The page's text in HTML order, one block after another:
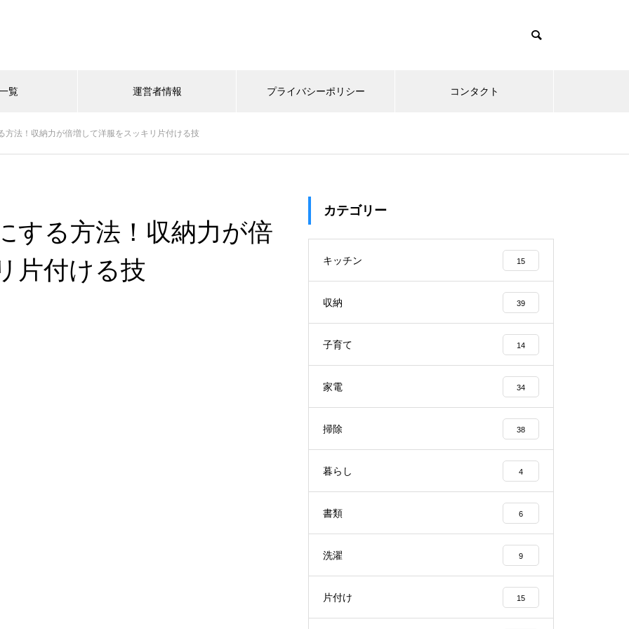
覧 運営者情報 プライバシーポリシー コンタクト
方法！収納力が倍増して洋服をスッキリ片付ける技
する方法！収納力が倍
片付ける技
カテゴリー
キッチン 15
収納 39
子育て 14
家電 34
掃除 38
暮らし 4
書類 6
洗濯 9
片付け 15